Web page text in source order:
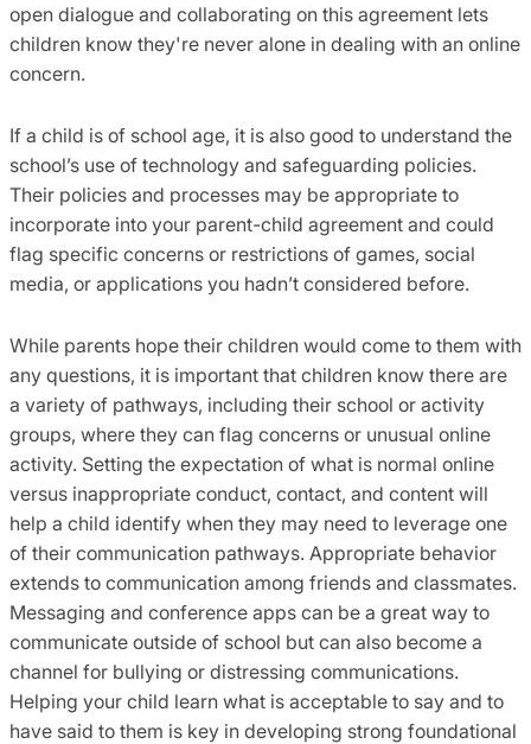
open dialogue and collaborating on this agreement lets
children know they're never alone in dealing with an online
concern.
If a child is of school age, it is also good to understand the
school’s use of technology and safeguarding policies.
Their policies and processes may be appropriate to
incorporate into your parent-child agreement and could
flag specific concerns or restrictions of games, social
media, or applications you hadn’t considered before.
While parents hope their children would come to them with
any questions, it is important that children know there are
a variety of pathways, including their school or activity
groups, where they can flag concerns or unusual online
activity. Setting the expectation of what is normal online
versus inappropriate conduct, contact, and content will
help a child identify when they may need to leverage one
of their communication pathways. Appropriate behavior
extends to communication among friends and classmates.
Messaging and conference apps can be a great way to
communicate outside of school but can also become a
channel for bullying or distressing communications.
Helping your child learn what is acceptable to say and to
have said to them is key in developing strong foundational